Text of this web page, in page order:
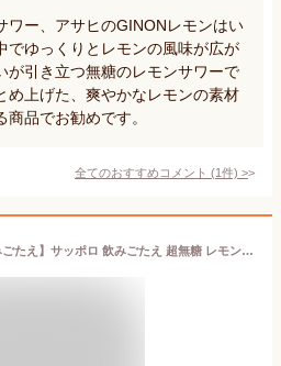
ワー、アサヒのGINONレモンはい
でゆっくりとレモンの風味が広が
が引き立つ無糖のレモンサワーで
め上げた、爽やかなレモンの素材
品でお勧めです。
全てのおすすめコメント (1件) >
【甘さを削ぎ落した飲みごたえ】サッポロ 飲みごたえ 超無糖 レモンサワー [チューハイ 無糖 甘くない 500ml×24本]